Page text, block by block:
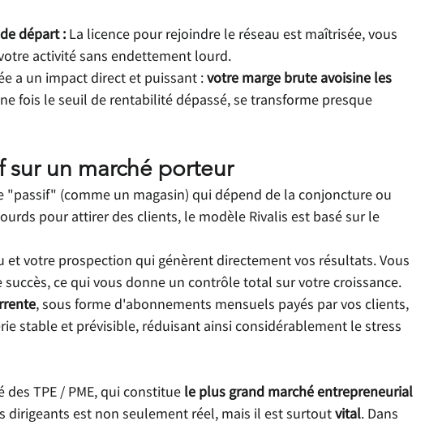
départ : La licence pour rejoindre le réseau est maîtrisée, vous
activité sans endettement lourd.
a un impact direct et puissant : votre marge brute avoisine les
fois le seuil de rentabilité dépassé, se transforme presque
sur un marché porteur
"passif" (comme un magasin) qui dépend de la conjoncture ou
pour attirer des clients, le modèle Rivalis est basé sur le
et votre prospection qui génèrent directement vos résultats. Vous
ce qui vous donne un contrôle total sur votre croissance.
, sous forme d'abonnements mensuels payés par vos clients,
stable et prévisible, réduisant ainsi considérablement le stress
des TPE / PME, qui constitue le plus grand marché entrepreneurial
dirigeants est non seulement réel, mais il est surtout vital. Dans